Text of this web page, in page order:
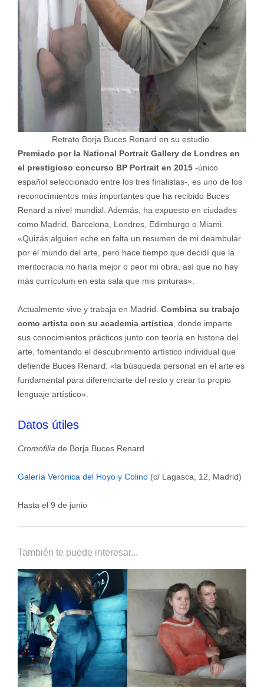
Retrato Borja Buces Renard en su estudio.
Premiado por la National Portrait Gallery de Londres en
el prestigioso concurso BP Portrait en 2015-único
español seleccionado entre los tres finalistas-, es uno de los
reconocimientos más importantes que ha recibido Buces
Renard a nivel mundial. Además, ha expuesto en ciudades
como Madrid, Barcelona, Londres, Edimburgo o Miami.
«Quizás alguien eche en falta un resumen de mi deambular
por el mundo del arte, pero hace tiempo que decidí que la
meritocracia no haría mejor o peor mi obra, así que no hay
más currículum en esta sala que mis pinturas».
Actualmente vive y trabaja en Madrid. Combina su trabajo
como artista con su academia artística, donde imparte
sus conocimientos prácticos junto con teoría en historia del
arte, fomentando el descubrimiento artístico individual que
defiende Buces Renard: «la búsqueda personal en el arte es
fundamental para diferenciarte del resto y crear tu propio
lenguaje artístico».
Datos útiles
Cromofilia de Borja Buces Renard
Galería Verónica del Hoyo y Colino(c/ Lagasca, 12, Madrid)
Hasta el 9 de junio
También te puede interesar...